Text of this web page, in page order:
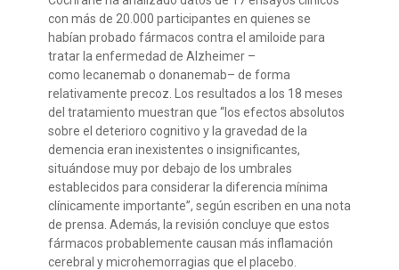
con más de 20.000 participantes en quienes se
habían probado fármacos contra el amiloide para
tratar la enfermedad de Alzheimer –
como lecanemab o donanemab– de forma
relativamente precoz. Los resultados a los 18 meses
del tratamiento muestran que “los efectos absolutos
sobre el deterioro cognitivo y la gravedad de la
demencia eran inexistentes o insignificantes,
situándose muy por debajo de los umbrales
establecidos para considerar la diferencia mínima
clínicamente importante”, según escriben en una nota
de prensa. Además, la revisión concluye que estos
fármacos probablemente causan más inflamación
cerebral y microhemorragias que el placebo.